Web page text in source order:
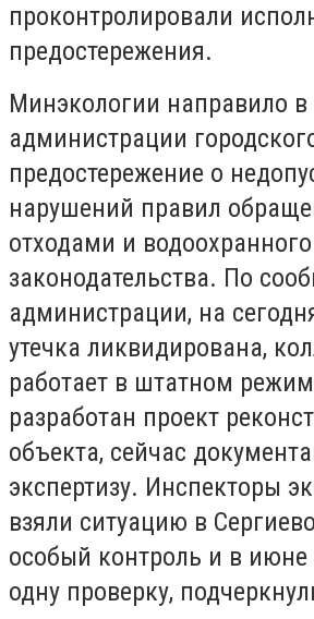
проконтролировали
предостережения.
Минэкологии направило в
администрации
предостережение о
нарушений правил
отходами и водоохранного
законодательства. По
администрации, на
утечка ликвидирована,
работает в штатном
разработан проект
объекта, сейчас
экспертизу. Инспекторы
взяли ситуацию в
особый контроль и в июне
одну проверку,